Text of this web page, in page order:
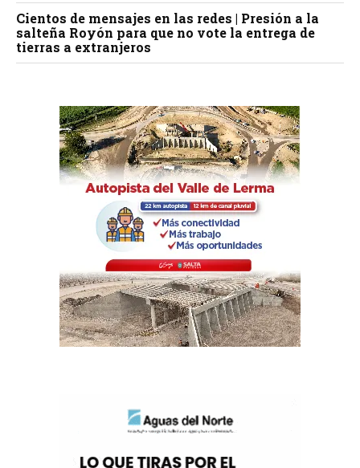
Cientos de mensajes en las redes | Presión a la
salteña Royón para que no vote la entrega de
tierras a extranjeros